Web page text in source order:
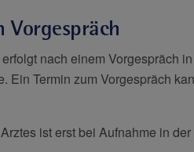
Vorgespräch
nach einem Vorgespräch
Ein Termin zum Vorgespräch
ist erst bei Aufnahme in